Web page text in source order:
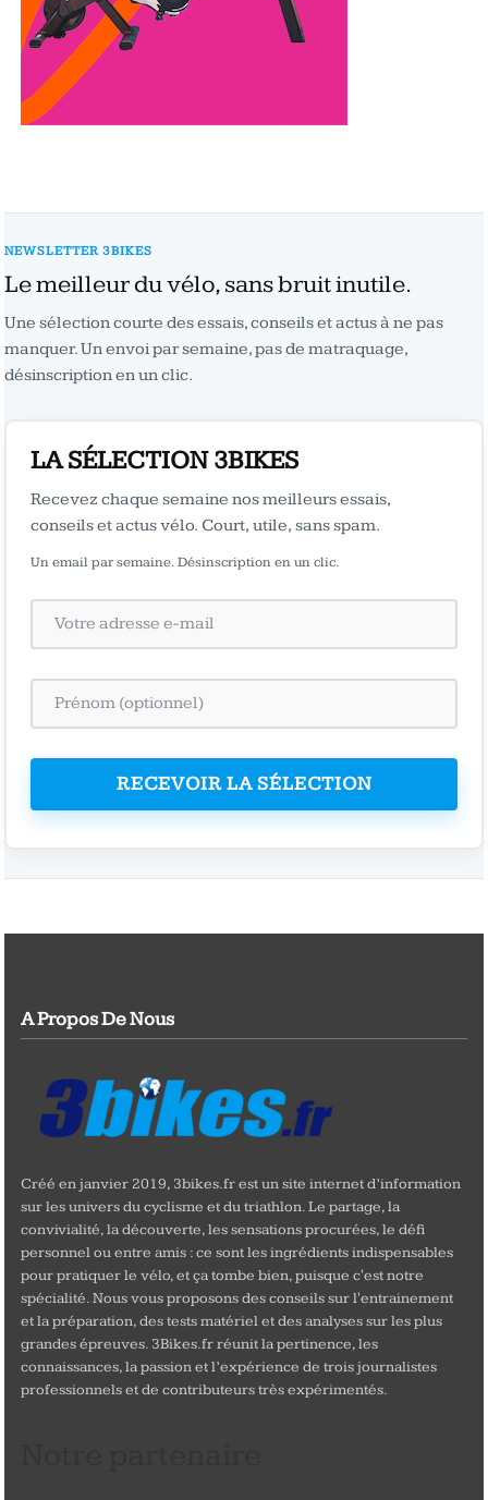
NEWSLETTER 3BIKES
Le meilleur du vélo, sans bruit inutile.
Une sélection courte des essais, conseils et actus à ne pas
manquer. Un envoi par semaine, pas de matraquage,
désinscription en un clic.
LA SÉLECTION 3BIKES
Recevez chaque semaine nos meilleurs essais,
conseils et actus vélo. Court, utile, sans spam.
Un email par semaine. Désinscription en un clic.
RECEVOIR LA SÉLECTION
A Propos De Nous
Créé en janvier 2019, 3bikes.fr est un site internet d’information
sur les univers du cyclisme et du triathlon. Le partage, la
convivialité, la découverte, les sensations procurées, le défi
personnel ou entre amis : ce sont les ingrédients indispensables
pour pratiquer le vélo, et ça tombe bien, puisque c'est notre
spécialité. Nous vous proposons des conseils sur l'entrainement
et la préparation, des tests matériel et des analyses sur les plus
grandes épreuves. 3Bikes.fr réunit la pertinence, les
connaissances, la passion et l’expérience de trois journalistes
professionnels et de contributeurs très expérimentés.